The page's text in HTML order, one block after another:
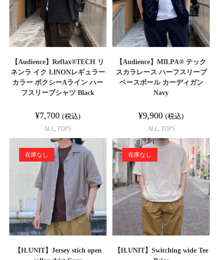
【Audience】Reflax®TECH リ
ネンラ イク LINONレギュラー
カラー ボクシーAライン ハー
フスリーブシャツ Black
¥7,700 (税込)
ALL, TOPS
【Audience】MILPA® テック
スカラレース ハーフスリーブ
ベースボール カーディガン
Navy
¥9,900 (税込)
ALL, TOPS
在庫なし
【H.UNIT】Jersey stich open
在庫なし
【H.UNIT】Switching wide Tee